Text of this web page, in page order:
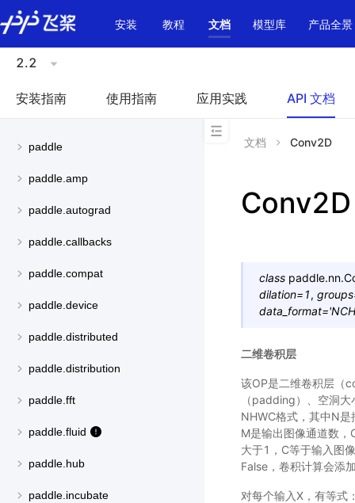
\u200E
安装
教程 文档 模型库 产品全景
2.2
安装指南 使用指南 应用实践 API 文档
paddle
paddle.amp
paddle.autograd
paddle.callbacks
paddle.compat
paddle.device
paddle.distributed
paddle.distribution
paddle.fft
paddle.fluid
paddle.hub
paddle.incubate
文档 Conv2D
Conv2D
class paddle.nn.
dilation=1, groups
data_format=
二维卷积层
该OP是二维卷积层（
（padding）、空洞
NHWC格式，其中N
M是输出图像通道数
大于1，C等于输入图
False，卷积计算会添
对每个输入X，有等式